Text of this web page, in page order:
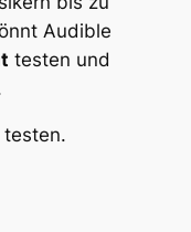
Audible
testen und